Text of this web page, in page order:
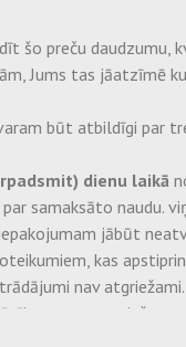
šo preču
Jums tas jāatzīmē
būt atbildīgi par
dienu laikā
samaksāto naudu.
jābūt
kas
nav atgriežami.
nav